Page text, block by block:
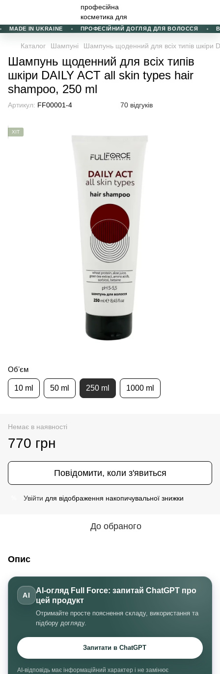
MADE IN UKRAINE ПРОФЕСІЙНИЙ ДОГЛЯД ДЛЯ ВОЛОССЯ
Каталог Шампуні Шампунь щоденний для всіх типів шкіри
Шампунь щоденний для всіх типів
шкіри DAILY ACT all skin types hair
shampoo, 250 ml
Артикул: FF00001-4 70 відгуків
ХІТ
Обʼєм
10 ml 50 ml 250 ml 1000 ml
Немає в наявності
770 грн
Повідомити, коли з'явиться
Увійти для відображення накопичувальної знижки
До обраного
Опис
AI
AI-огляд Full Force: запитай ChatGPT про
цей продукт
Отримайте просте пояснення складу, використання та
підбору догляду.
Запитати в ChatGPT
AI-відповідь має інформаційний характер і не замінює